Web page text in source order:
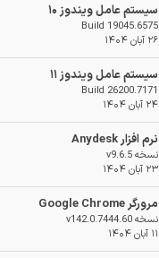
سیستم عامل ویندوز ۱۰
Build 19045.6575
۲۶ آبان ۱۴۰۴
سیستم عامل ویندوز ۱۱
Build 26200.7171
۲۴ آبان ۱۴۰۴
نرم افزار Anydesk
نسخه v9.6.5
۲۳ آبان ۱۴۰۴
مرورگر Google Chrome
نسخه v142.0.7444.60
۱۱ آبان ۱۴۰۴